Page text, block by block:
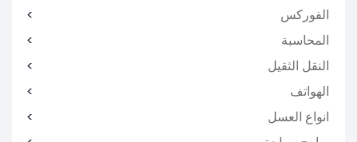
الفوركس
المحاسبة
النقل الثقيل
الهواتف
انواع العسل